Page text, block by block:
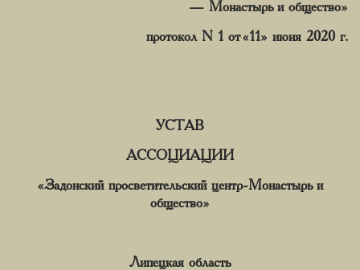
— Монастырь и общество»
протокол N 1 от «11» июня 2020 г.
УСТАВ
АССОЦИАЦИИ
«Задонский просветительский центр-Монастырь и
общество»
Липецкая область